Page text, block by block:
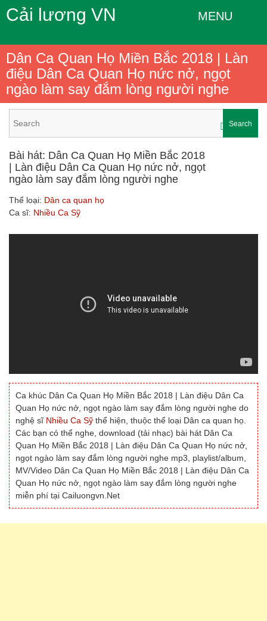
Cải lương VN MENU
Dân Ca Quan Họ Miền Bắc 2018 | Làn
điệu Dân Ca Quan Họ nức nở, ngọt
ngào làm say đắm lòng người nghe
Search
Bài hát: Dân Ca Quan Họ Miền Bắc 2018
| Làn điệu Dân Ca Quan Họ nức nở, ngọt
ngào làm say đắm lòng người nghe
Thể loại: Dân ca quan họ
Ca sĩ: Nhiều Ca Sỹ
Ca khúc Dân Ca Quan Họ Miền Bắc 2018 | Làn điệu Dân Ca
Quan Họ nức nở, ngọt ngào làm say đắm lòng người nghe do
nghệ sĩ Nhiều Ca Sỹ thể hiện, thuộc thể loại Dân ca quan họ.
Các bạn có thể nghe, download (tải nhạc) bài hát Dân Ca
Quan Họ Miền Bắc 2018 | Làn điệu Dân Ca Quan Họ nức nở,
ngọt ngào làm say đắm lòng người nghe mp3, playlist/album,
MV/Video Dân Ca Quan Họ Miền Bắc 2018 | Làn điệu Dân Ca
Quan Họ nức nở, ngọt ngào làm say đắm lòng người nghe
miễn phí tại Cailuongvn.Net